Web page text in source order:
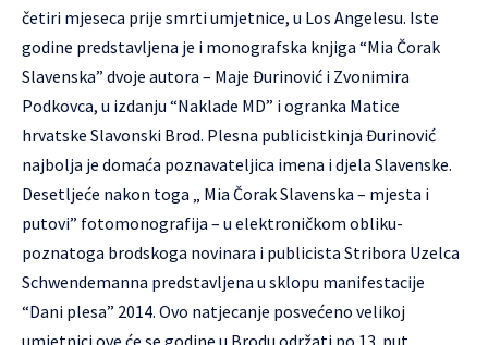
četiri mjeseca prije smrti umjetnice, u Los Angelesu. Iste
godine predstavljena je i monografska knjiga “Mia Čorak
Slavenska” dvoje autora – Maje Đurinović i Zvonimira
Podkovca, u izdanju “Naklade MD” i ogranka Matice
hrvatske Slavonski Brod. Plesna publicistkinja Đurinović
najbolja je domaća poznavateljica imena i djela Slavenske.
Desetljeće nakon toga „ Mia Čorak Slavenska – mjesta i
putovi” fotomonografija – u elektroničkom obliku-
poznatoga brodskoga novinara i publicista Stribora Uzelca
Schwendemanna predstavljena u sklopu manifestacije
“Dani plesa” 2014. Ovo natjecanje posvećeno velikoj
umjetnici ove će se godine u Brodu održati po 13. put.